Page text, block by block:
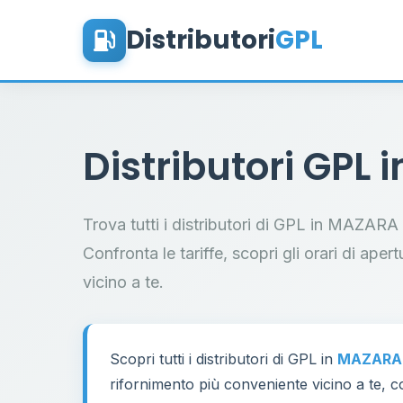
DistributoriGPL
Distributori GPL
Trova tutti i distributori di GPL in
Confronta le tariffe, scopri gli orari di
vicino a te.
Scopri tutti i distributori di GPL in
rifornimento più conveniente vicino a te,